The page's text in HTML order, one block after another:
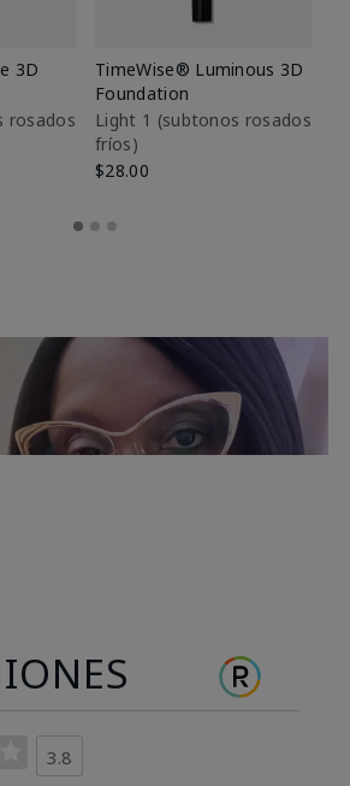
3D
rosados
TimeWise® Luminous 3D
Foundation
Light 1​ (subtonos rosados
fríos)
$28.00
3.8